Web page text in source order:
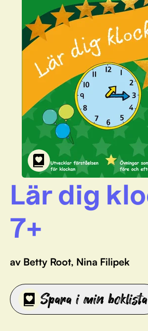
Vinnare
FAQ
För bibliotek
Lär dig
7+
av Betty Root, Nina Filipek
Spara i min boklista